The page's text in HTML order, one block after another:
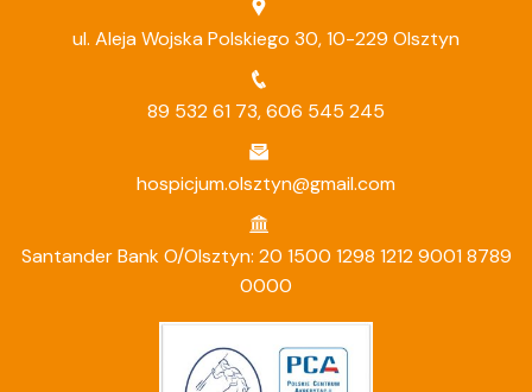
ul. Aleja Wojska Polskiego 30, 10-229 Olsztyn
89 532 61 73,606 545 245
hospicjum.olsztyn@gmail.com
Santander Bank O/Olsztyn: 20 1500 1298 1212 9001 8789
0000